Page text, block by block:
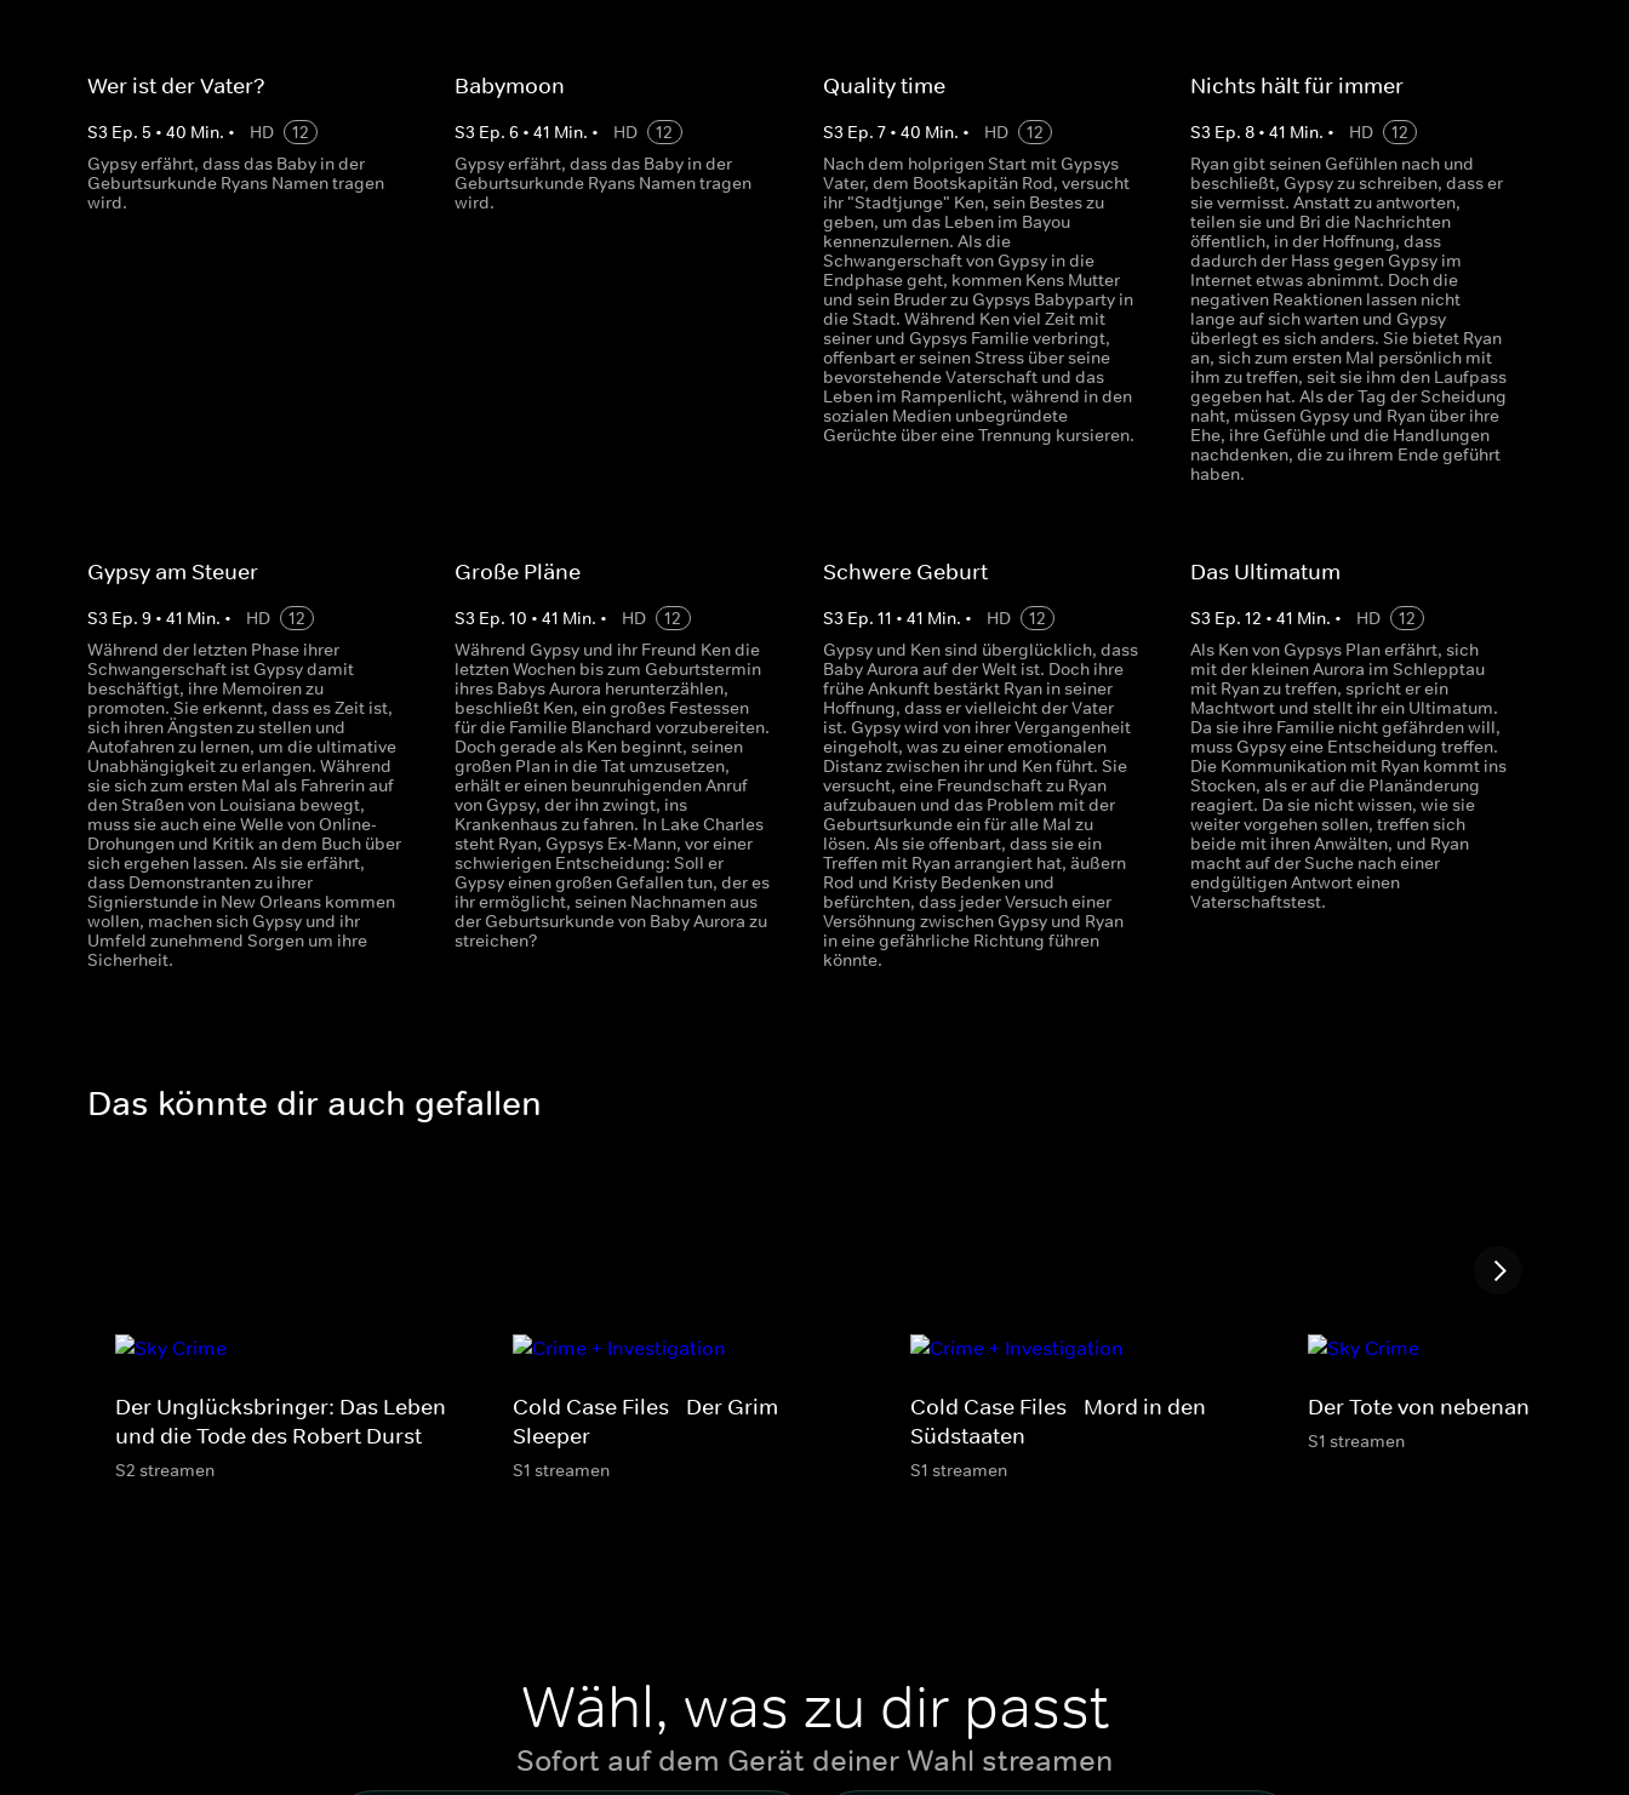
Wer ist der Vater?
S3 Ep. 5 • 40 Min. • HD
12
Gypsy erfährt, dass das Baby in der
Geburtsurkunde Ryans Namen tragen
wird.
Babymoon
S3 Ep.6 •41 Min. • HD
12
Gypsy erfährt, dass das Baby in der
Geburtsurkunde Ryans Namen tragen
wird.
Quality time
S3 Ep. 7• 40 Min. • HD
12
Nach dem holprigen Start mit Gypsys
Vater, dem Bootskapitän Rod, versucht
ihr "Stadtjunge" Ken, sein Bestes zu
geben, um das Leben im Bayou
kennenzulernen. Als die
Schwangerschaft von Gypsy in die
Endphase geht, kommen Kens Mutter
und sein Bruder zu Gypsys Babyparty in
die Stadt. Während Ken viel Zeit mit
seiner und Gypsys Familie verbringt,
offenbart er seinen Stress über seine
bevorstehende Vaterschaft und das
Leben im Rampenlicht, während in den
sozialen Medien unbegründete
Gerüchte über eine Trennung kursieren.
Nichts hält für immer
S3 Ep. 8• 41 Min. • HD
12
Ryan gibt seinen Gefühlen nach und
beschließt, Gypsy zu schreiben, dass er
sie vermisst. Anstatt zu antworten,
teilen sie und Bri die Nachrichten
öffentlich, in der Hoffnung, dass
dadurch der Hass gegen Gypsy im
Internet etwas abnimmt. Doch die
negativen Reaktionen lassen nicht
lange auf sich warten und Gypsy
überlegt es sich anders. Sie bietet Ryan
an, sich zum ersten Mal persönlich mit
ihm zu treffen, seit sie ihm den Laufpass
gegeben hat. Als der Tag der Scheidung
naht, müssen Gypsy und Ryan über ihre
Ehe, ihre Gefühle und die Handlungen
nachdenken, die zu ihrem Ende geführt
haben.
Gypsy am Steuer
S3 Ep. 9 • 41 Min. • HD
12
Während der letzten Phase ihrer
Schwangerschaft ist Gypsy damit
beschäftigt, ihre Memoiren zu
promoten. Sie erkennt, dass es Zeit ist,
sich ihren Ängsten zu stellen und
Autofahren zu lernen, um die ultimative
Unabhängigkeit zu erlangen. Während
sie sich zum ersten Mal als Fahrerin auf
den Straßen von Louisiana bewegt,
muss sie auch eine Welle von Online-
Drohungen und Kritik an dem Buch über
sich ergehen lassen. Als sie erfährt,
dass Demonstranten zu ihrer
Signierstunde in New Orleans kommen
wollen, machen sich Gypsy und ihr
Umfeld zunehmend Sorgen um ihre
Sicherheit.
Große Pläne
S3 Ep.10 •41 Min. • HD
12
Während Gypsy und ihr Freund Ken die
letzten Wochen bis zum Geburtstermin
ihres Babys Aurora herunterzählen,
beschließt Ken, ein großes Festessen
für die Familie Blanchard vorzubereiten.
Doch gerade als Ken beginnt, seinen
großen Plan in die Tat umzusetzen,
erhält er einen beunruhigenden Anruf
von Gypsy, der ihn zwingt, ins
Krankenhaus zu fahren. In Lake Charles
steht Ryan, Gypsys Ex-Mann, vor einer
schwierigen Entscheidung: Soll er
Gypsy einen großen Gefallen tun, der es
ihr ermöglicht, seinen Nachnamen aus
der Geburtsurkunde von Baby Aurora zu
streichen?
Schwere Geburt
S3 Ep. 11 • 41 Min. • HD
12
Gypsy und Ken sind überglücklich, dass
Baby Aurora auf der Welt ist. Doch ihre
frühe Ankunft bestärkt Ryan in seiner
Hoffnung, dass er vielleicht der Vater
ist. Gypsy wird von ihrer Vergangenheit
eingeholt, was zu einer emotionalen
Distanz zwischen ihr und Ken führt. Sie
versucht, eine Freundschaft zu Ryan
aufzubauen und das Problem mit der
Geburtsurkunde ein für alle Mal zu
lösen. Als sie offenbart, dass sie ein
Treffen mit Ryan arrangiert hat, äußern
Rod und Kristy Bedenken und
befürchten, dass jeder Versuch einer
Versöhnung zwischen Gypsy und Ryan
in eine gefährliche Richtung führen
könnte.
Das Ultimatum
S3 Ep. 12 • 41 Min. • HD
12
Als Ken von Gypsys Plan erfährt, sich
mit der kleinen Aurora im Schlepptau
mit Ryan zu treffen, spricht er ein
Machtwort und stellt ihr ein Ultimatum.
Da sie ihre Familie nicht gefährden will,
muss Gypsy eine Entscheidung treffen.
Die Kommunikation mit Ryan kommt ins
Stocken, als er auf die Planänderung
reagiert. Da sie nicht wissen, wie sie
weiter vorgehen sollen, treffen sich
beide mit ihren Anwälten, und Ryan
macht auf der Suche nach einer
endgültigen Antwort einen
Vaterschaftstest.
Das könnte dir auch gefallen
Der Unglücksbringer: Das Leben
und die Tode des Robert Durst
S2 streamen
Cold Case Files - Der Grim
Sleeper
S1 streamen
Cold Case Files - Mord in den
Südstaaten
S1 streamen
Der Tote von nebenan
S1 streamen
Wähl, was zu dir passt
Sofort auf dem Gerät deiner Wahl streamen